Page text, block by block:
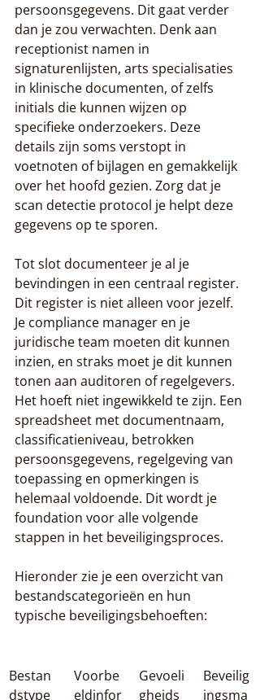
persoonsgegevens. Dit gaat verder
dan je zou verwachten. Denk aan
receptionist namen in
signaturenlijsten, arts specialisaties
in klinische documenten, of zelfs
initials die kunnen wijzen op
specifieke onderzoekers. Deze
details zijn soms verstopt in
voetnoten of bijlagen en gemakkelijk
over het hoofd gezien. Zorg dat je
scan detectie protocol je helpt deze
gegevens op te sporen.
Tot slot documenteer je al je
bevindingen in een centraal register.
Dit register is niet alleen voor jezelf.
Je compliance manager en je
juridische team moeten dit kunnen
inzien, en straks moet je dit kunnen
tonen aan auditoren of regelgevers.
Het hoeft niet ingewikkeld te zijn. Een
spreadsheet met documentnaam,
classificatieniveau, betrokken
persoonsgegevens, regelgeving van
toepassing en opmerkingen is
helemaal voldoende. Dit wordt je
foundation voor alle volgende
stappen in het beveiligingsproces.
Hieronder zie je een overzicht van
bestandscategorieën en hun
typische beveiligingsbehoeften:
Bestan
dstype
Voorbe
eldinfor
Gevoeli
gheids
Beveilig
ingsma